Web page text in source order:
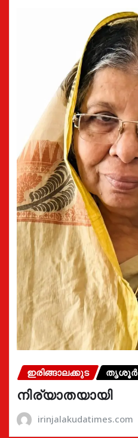
ഇരിങ്ങാലക്കുട തൃശൂർ
നിര്യാതയായി
irinjalakudatimes.com